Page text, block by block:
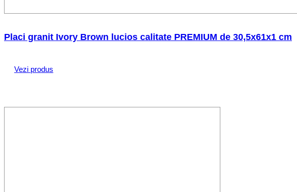
Placi granit Ivory Brown lucios calitate PREMIUM de 30,5x61x1 cm
Vezi produs